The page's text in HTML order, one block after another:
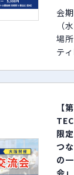
会
（
場
テ
【
限
つ
の
会」